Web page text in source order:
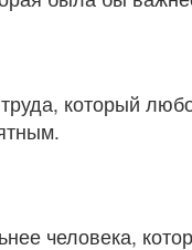
который
человека,